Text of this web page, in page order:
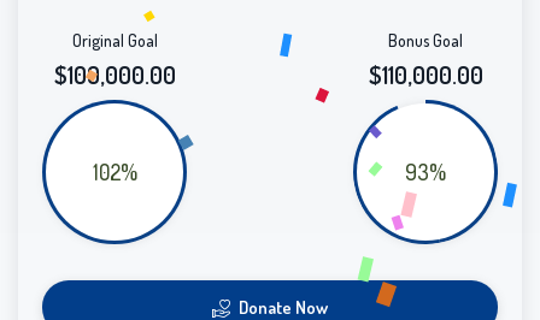
Bonus Goal
$110,000.00
93%
Original Goal
$100,000.00
102%
Donate Now